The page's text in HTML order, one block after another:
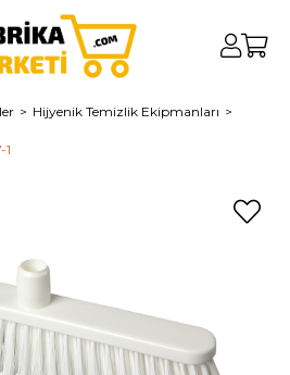
Hijyenik Temizlik Ekipmanları
1